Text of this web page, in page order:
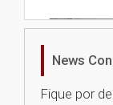
News
Fique por